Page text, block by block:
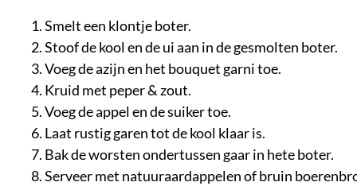
Smelt een klontje boter.
Stoof de kool en de ui aan in de gesmolten boter.
Voeg de azijn en het bouquet garni toe.
Kruid met peper & zout.
Voeg de appel en de suiker toe.
Laat rustig garen tot de kool klaar is.
Bak de worsten ondertussen gaar in hete boter.
Serveer met natuuraardappelen of bruin